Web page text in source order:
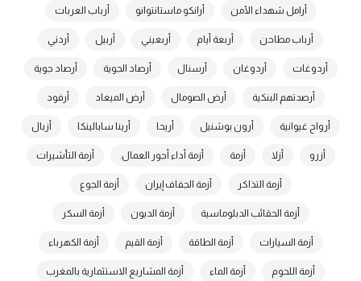
أرامل شهداء الأمن أرانكو ماستانتوانو أرباب العربات
أرباب مطاحن أربعة أيام أربعيني أربيل أردني
أردوغات أردوغان أرسنال أرصاد الجوية أرصاد جوية
أرصدتهم البنكية أرض الصومال أرض الميعاد أرفود
أرواح غيوانية أرون بوشنيل أريحا أرينا سابالينكا أزبال
أزرو أزلا أزمة أزمة أداء أجور العمال. أزمة التأشيرات
أزمة التذاكر أزمة الجفاف إيران أزمة الجوع
أزمة الحقائب الدبلوماسية أزمة الديون أزمة السكر
أزمة السيارات أزمة الطاقة أزمة القيم أزمة الكهرباء
أزمة اللحوم أزمة الماء أزمة المشاريع الاستثمارية بالمغرب